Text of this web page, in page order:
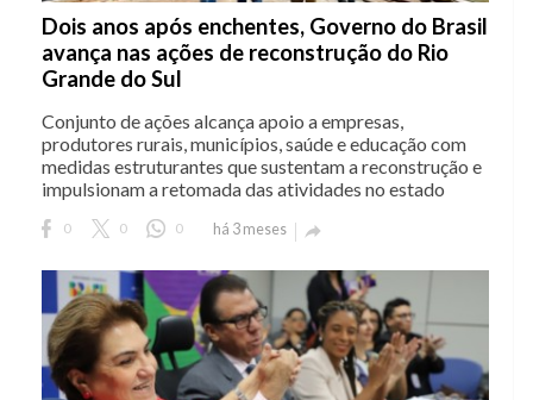
Dois anos após enchentes, Governo do Brasil
avança nas ações de reconstrução do Rio
Grande do Sul
Conjunto de ações alcança apoio a empresas,
produtores rurais, municípios, saúde e educação com
medidas estruturantes que sustentam a reconstrução e
impulsionam a retomada das atividades no estado
0 0 0 há 3 meses 